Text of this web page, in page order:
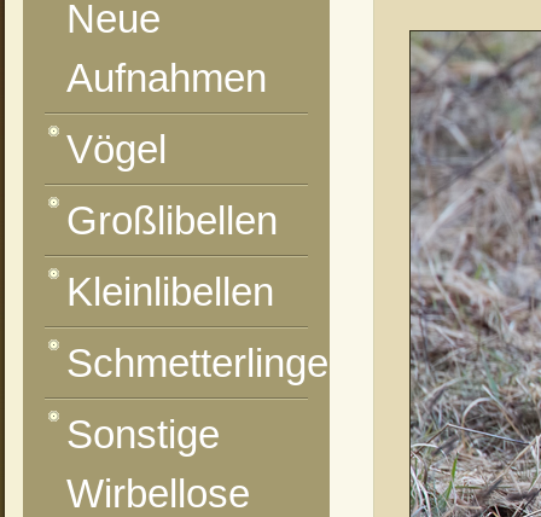
Neue
Aufnahmen
Vögel
Großlibellen
Kleinlibellen
Schmetterlinge
Sonstige
Wirbellose